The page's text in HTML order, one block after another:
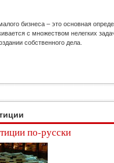
бизнеса – это основная
с множеством нелегких
собственного дела.
по-русски